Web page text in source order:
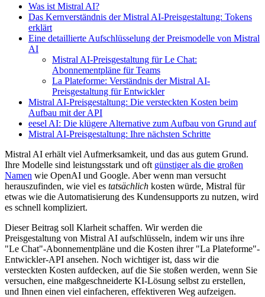
Was ist Mistral AI?
Das Kernverständnis der Mistral AI-Preisgestaltung: Tokens
erklärt
Eine detaillierte Aufschlüsselung der Preismodelle von Mistral
AI
Mistral AI-Preisgestaltung für Le Chat:
Abonnementpläne für Teams
La Plateforme: Verständnis der Mistral AI-
Preisgestaltung für Entwickler
Mistral AI-Preisgestaltung: Die versteckten Kosten beim
Aufbau mit der API
eesel AI: Die klügere Alternative zum Aufbau von Grund auf
Mistral AI-Preisgestaltung: Ihre nächsten Schritte
Mistral AI erhält viel Aufmerksamkeit, und das aus gutem Grund.
Ihre Modelle sind leistungsstark und oft günstiger als die großen
Namen wie OpenAI und Google. Aber wenn man versucht
herauszufinden, wie viel es tatsächlich kosten würde, Mistral für
etwas wie die Automatisierung des Kundensupports zu nutzen, wird
es schnell kompliziert.
Dieser Beitrag soll Klarheit schaffen. Wir werden die
Preisgestaltung von Mistral AI aufschlüsseln, indem wir uns ihre
"Le Chat"-Abonnementpläne und die Kosten ihrer "La Plateforme"-
Entwickler-API ansehen. Noch wichtiger ist, dass wir die
versteckten Kosten aufdecken, auf die Sie stoßen werden, wenn Sie
versuchen, eine maßgeschneiderte KI-Lösung selbst zu erstellen,
und Ihnen einen viel einfacheren, effektiveren Weg aufzeigen.